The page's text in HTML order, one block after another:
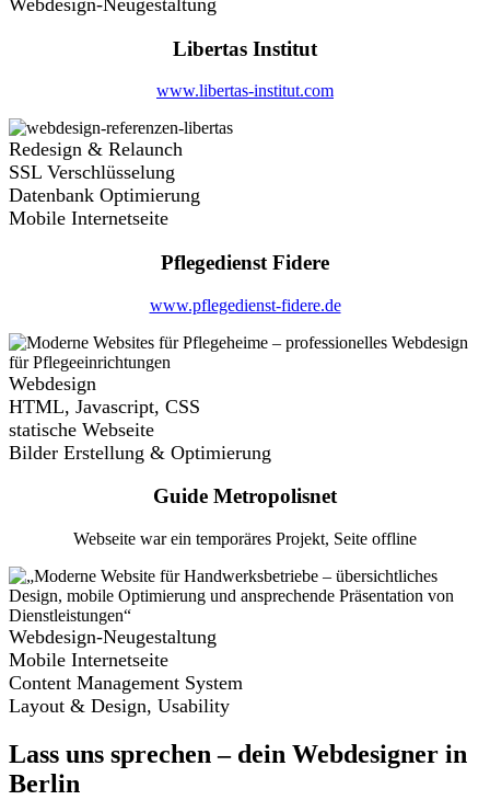
Libertas Institut
www.libertas-institut.com
Redesign & Relaunch
SSL Verschlüsselung
Datenbank Optimierung
Mobile Internetseite
Pflegedienst Fidere
www.pflegedienst-fidere.de
Webdesign
HTML, Javascript, CSS
statische Webseite
Bilder Erstellung & Optimierung
Guide Metropolisnet
Webseite war ein temporäres Projekt, Seite offline
Webdesign-Neugestaltung
Mobile Internetseite
Content Management System
Layout & Design, Usability
Lass uns sprechen – dein Webdesigner in
Berlin